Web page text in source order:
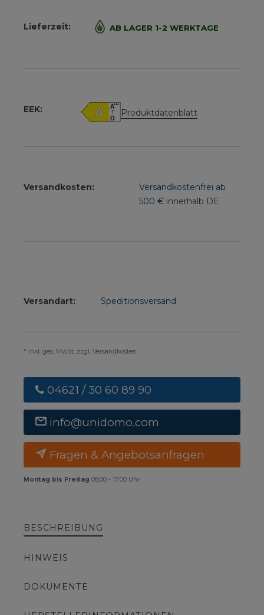
Lieferzeit: AB LAGER 1-2 WERKTAGE
EEK: Produktdatenblatt
Versandkosten:
Versandkostenfrei ab
500 € innerhalb DE
Versandart: Speditionsversand
* inkl. ges. MwSt. zzgl. Versandkosten
04621 / 30 60 89 90
info@unidomo.com
Fragen & Angebotsanfragen
Montag bis Freitag 08:00 - 17:00 Uhr
BESCHREIBUNG
HINWEIS
DOKUMENTE